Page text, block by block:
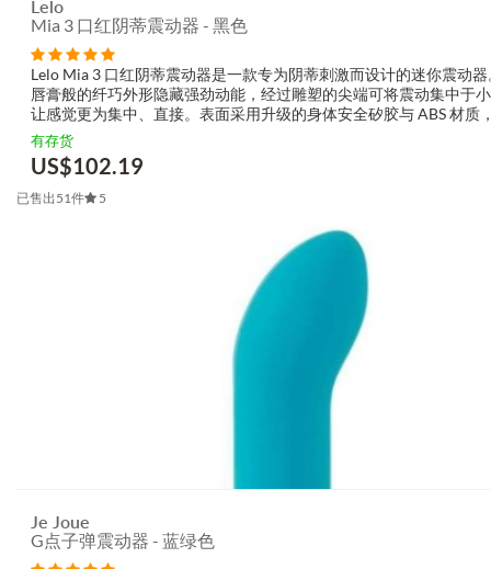
Lelo
Mia 3 口红阴蒂震动器 - 黑色
Lelo Mia 3 口红阴蒂震动器是一款专为阴蒂刺激而设计的迷你震动
唇膏般的纤巧外形隐藏强劲动能，经过雕塑的尖端可将震动集中于
让感觉更为集中、直接。表面采用升级的身体安全矽胶与 ABS 材质
细腻并带有温暖手感。内建可充电锂电池与 USB 充电功能，加上低
dB...
有存货
US$102.19
已售出51件 5
Je Joue
G点子弹震动器 - 蓝绿色